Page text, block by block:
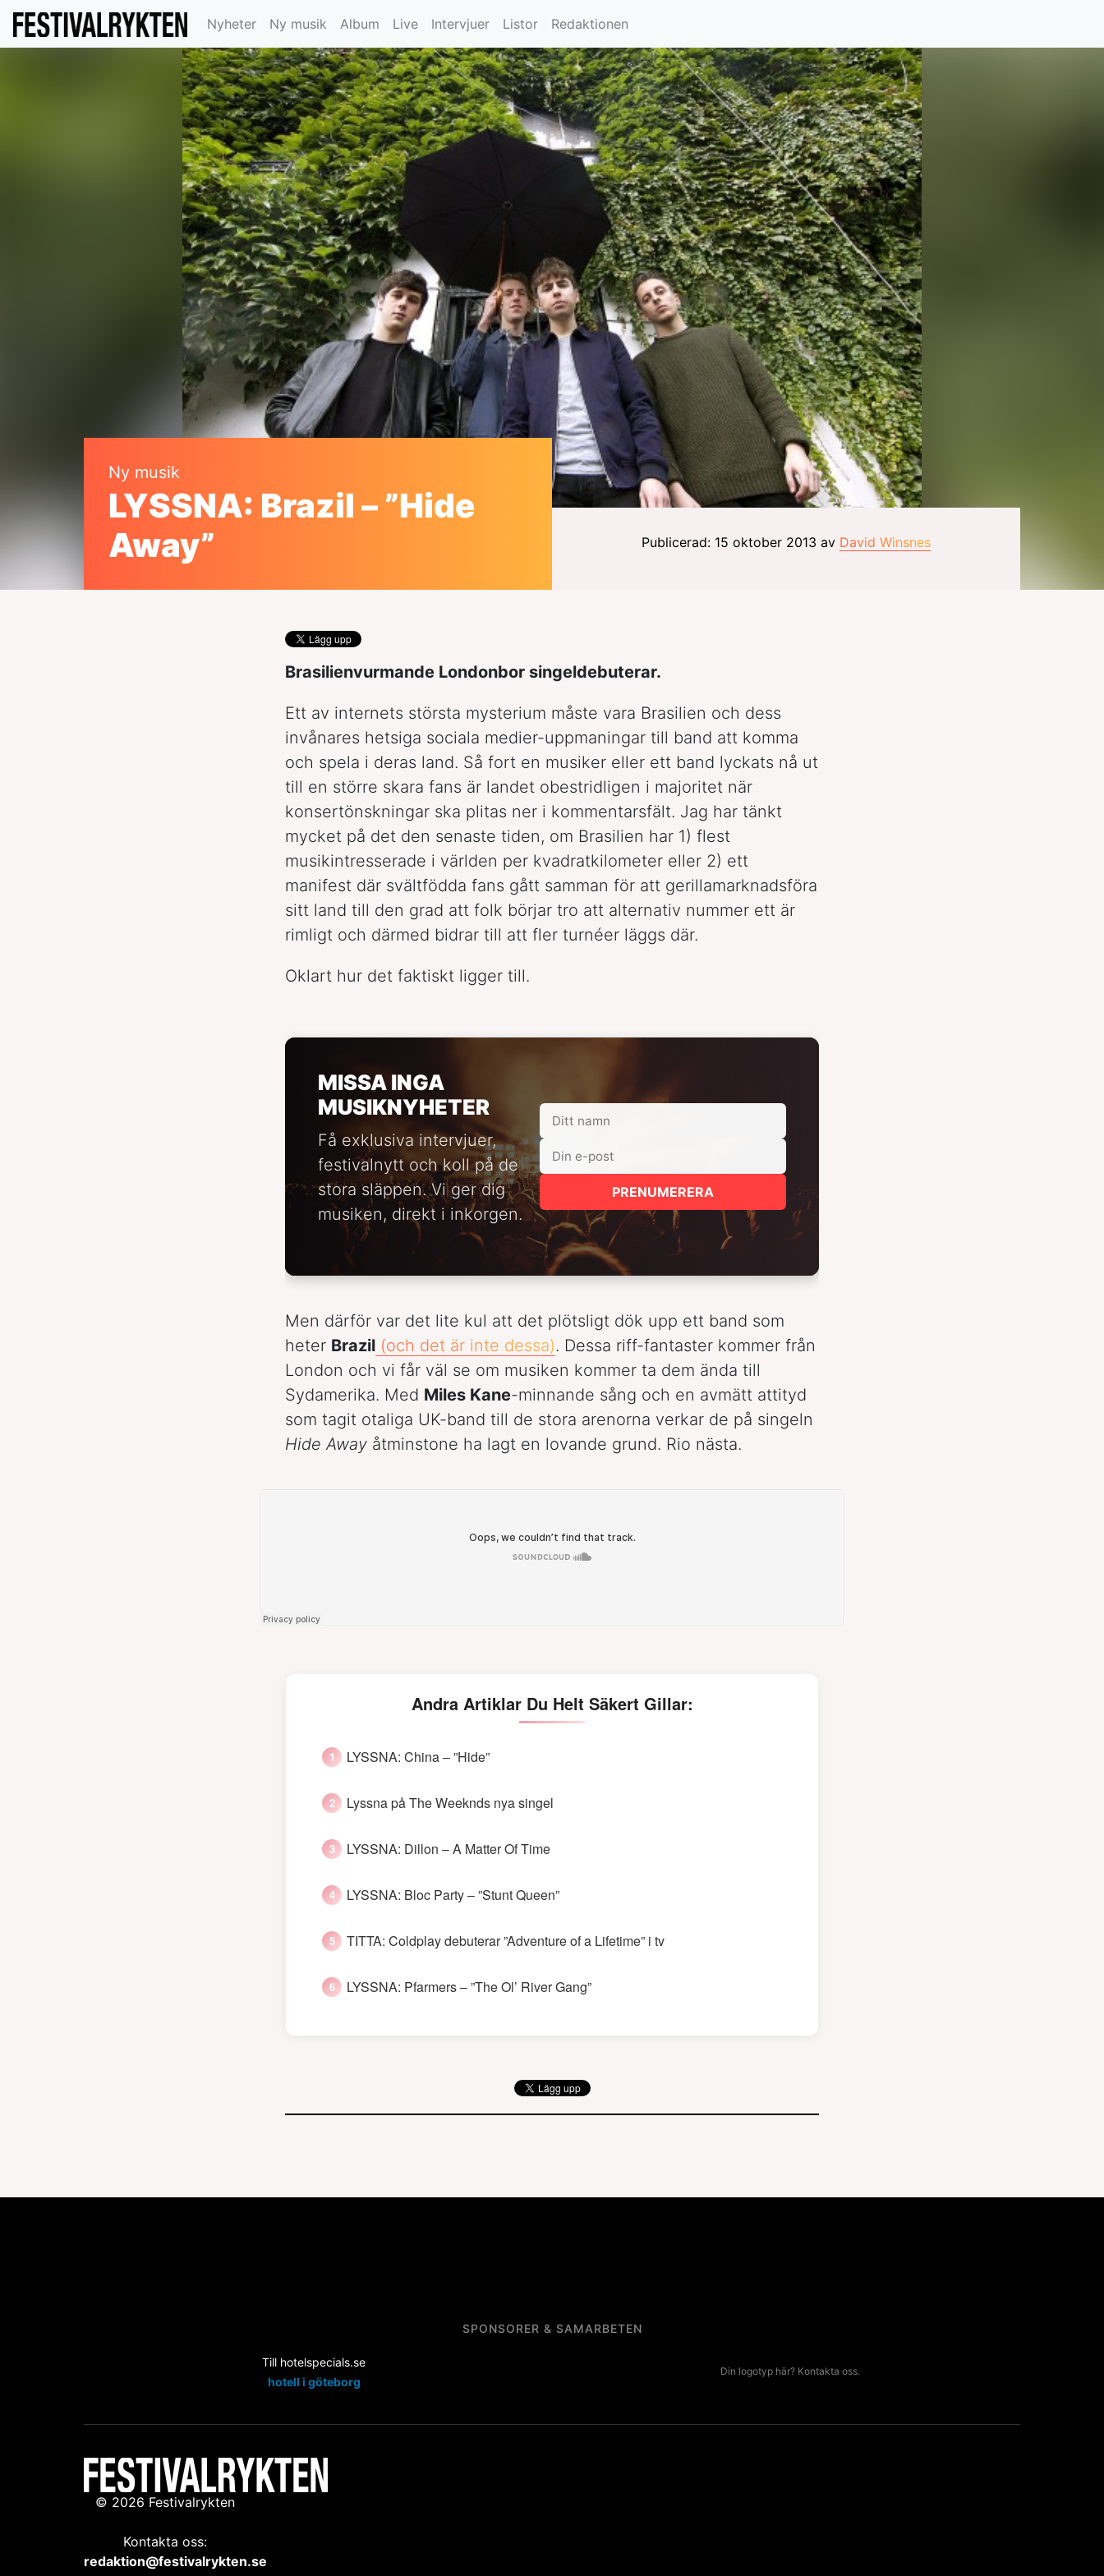
Nyheter Ny musik Album Live Intervjuer Listor Redaktionen
Ny musik
LYSSNA: Brazil – ”Hide
Away”
Publicerad: 15 oktober 2013 av David Winsnes
Brasilienvurmande Londonbor singeldebuterar.
Ett av internets största mysterium måste vara Brasilien och dess
invånares hetsiga sociala medier-uppmaningar till band att komma
och spela i deras land. Så fort en musiker eller ett band lyckats nå ut
till en större skara fans är landet obestridligen i majoritet när
konsertönskningar ska plitas ner i kommentarsfält. Jag har tänkt
mycket på det den senaste tiden, om Brasilien har 1) flest
musikintresserade i världen per kvadratkilometer eller 2) ett
manifest där svältfödda fans gått samman för att gerillamarknadsföra
sitt land till den grad att folk börjar tro att alternativ nummer ett är
rimligt och därmed bidrar till att fler turnéer läggs där.
Oklart hur det faktiskt ligger till.
MISSA INGA
MUSIKNYHETER
Få exklusiva intervjuer,
festivalnytt och koll på de
stora släppen. Vi ger dig
musiken, direkt i inkorgen.
PRENUMERERA
Men därför var det lite kul att det plötsligt dök upp ett band som
heter Brazil (och det är inte dessa). Dessa riff-fantaster kommer från
London och vi får väl se om musiken kommer ta dem ända till
Sydamerika. Med Miles Kane-minnande sång och en avmätt attityd
som tagit otaliga UK-band till de stora arenorna verkar de på singeln
Hide Away åtminstone ha lagt en lovande grund. Rio nästa.
Andra Artiklar Du Helt Säkert Gillar:
LYSSNA: China – ”Hide”
Lyssna på The Weeknds nya singel
LYSSNA: Dillon – A Matter Of Time
LYSSNA: Bloc Party – ”Stunt Queen”
TITTA: Coldplay debuterar ”Adventure of a Lifetime” i tv
LYSSNA: Pfarmers – ”The Ol’ River Gang”
SPONSORER & SAMARBETEN
Till hotelspecials.se
hotell i göteborg
Din logotyp här? Kontakta oss.
© 2026 Festivalrykten
Kontakta oss:
redaktion@festivalrykten.se